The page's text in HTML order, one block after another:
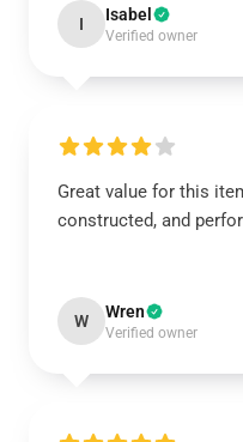
I Isabel
Verified owner
Great value for this
constructed, and
W Wren
Verified owner